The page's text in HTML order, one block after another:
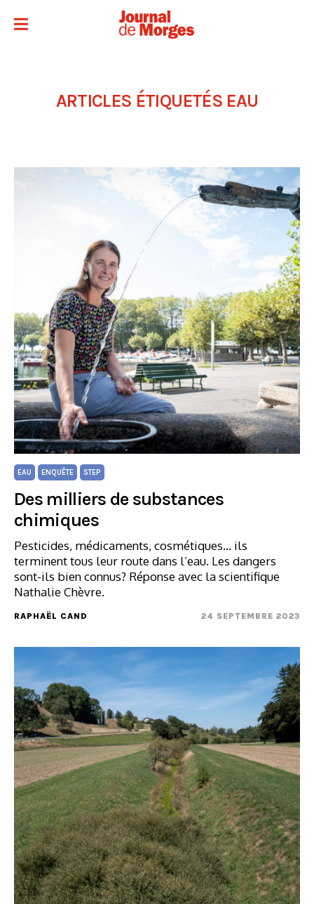
ARTICLES ÉTIQUETÉS EAU
EAU ENQUÊTE STEP
Des milliers de substances
chimiques
Pesticides, médicaments, cosmétiques... ils
terminent tous leur route dans l’eau. Les dangers
sont-ils bien connus? Réponse avec la scientifique
Nathalie Chèvre.
RAPHAËL CAND 24 SEPTEMBRE 2023